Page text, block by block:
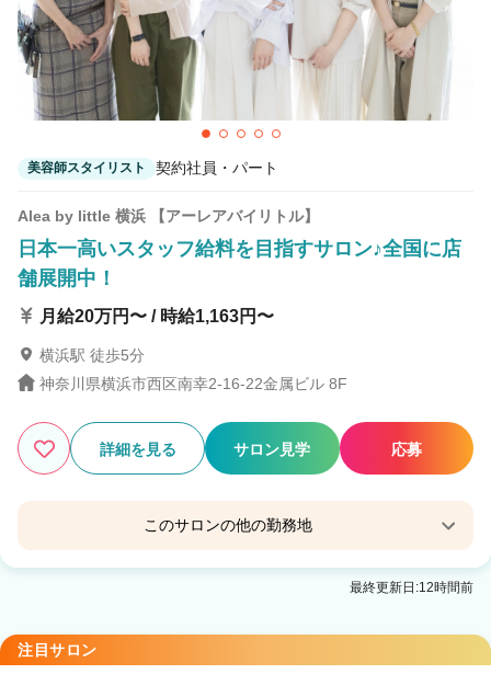
Alushe elua 錦糸町2号店
錦糸町駅 徒歩3分
美容師スタイリスト 契約社員・パート
Alea by little 横浜 【アーレアバイリトル】
日本一高いスタッフ給料を目指すサロン♪全国に店
舗展開中！
月給20万円〜 / 時給1,163円〜
横浜駅 徒歩5分
神奈川県横浜市西区南幸2-16-22金属ビル 8F
詳細を見る サロン見学 応募
このサロンの他の勤務地
little 渋谷 【リトルシブヤ】
little 大宮 【リトルオオミヤ】
最終更新日:12時間前
注目サロン